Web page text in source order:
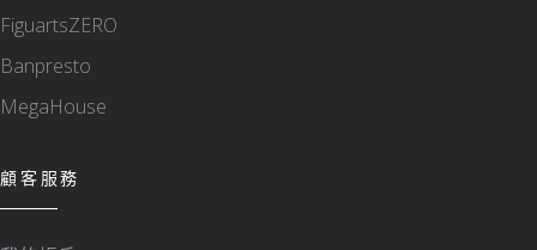
FiguartsZERO
Banpresto
MegaHouse
顧客服務